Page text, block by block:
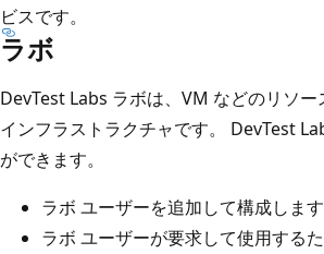
ビスです。
ラボ
DevTest Labs ラボは、VM などのリソ
インフラストラクチャです。 DevTest
ができます。
ラボ ユーザーを追加して構成します
ラボ ユーザーが要求して使用する